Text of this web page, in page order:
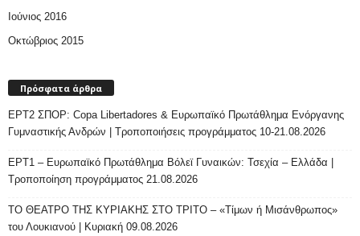
Ιούνιος 2016
Οκτώβριος 2015
Πρόσφατα άρθρα
ΕΡΤ2 ΣΠΟΡ: Copa Libertadores & Ευρωπαϊκό Πρωτάθλημα Ενόργανης
Γυμναστικής Ανδρών | Τροποποιήσεις προγράμματος 10-21.08.2026
ΕΡΤ1 – Ευρωπαϊκό Πρωτάθλημα Βόλεϊ Γυναικών: Τσεχία – Ελλάδα |
Τροποποίηση προγράμματος 21.08.2026
ΤΟ ΘΕΑΤΡΟ ΤΗΣ ΚΥΡΙΑΚΗΣ ΣΤΟ ΤΡΙΤΟ – «Τίμων ή Μισάνθρωπος»
του Λουκιανού | Κυριακή 09.08.2026